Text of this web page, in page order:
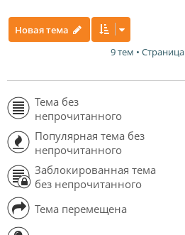
Новая тема
9 тем • Страница
Тема без
непрочитанного
Популярная тема без
непрочитанного
Заблокированная тема
без непрочитанного
Тема перемещена